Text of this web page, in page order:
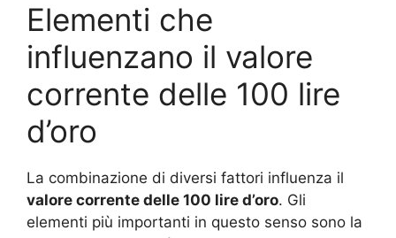
Elementi che
influenzano il valore
corrente delle 100 lire
d’oro
La combinazione di diversi fattori influenza il
valore corrente delle 100 lire d’oro. Gli
elementi più importanti in questo senso sono la